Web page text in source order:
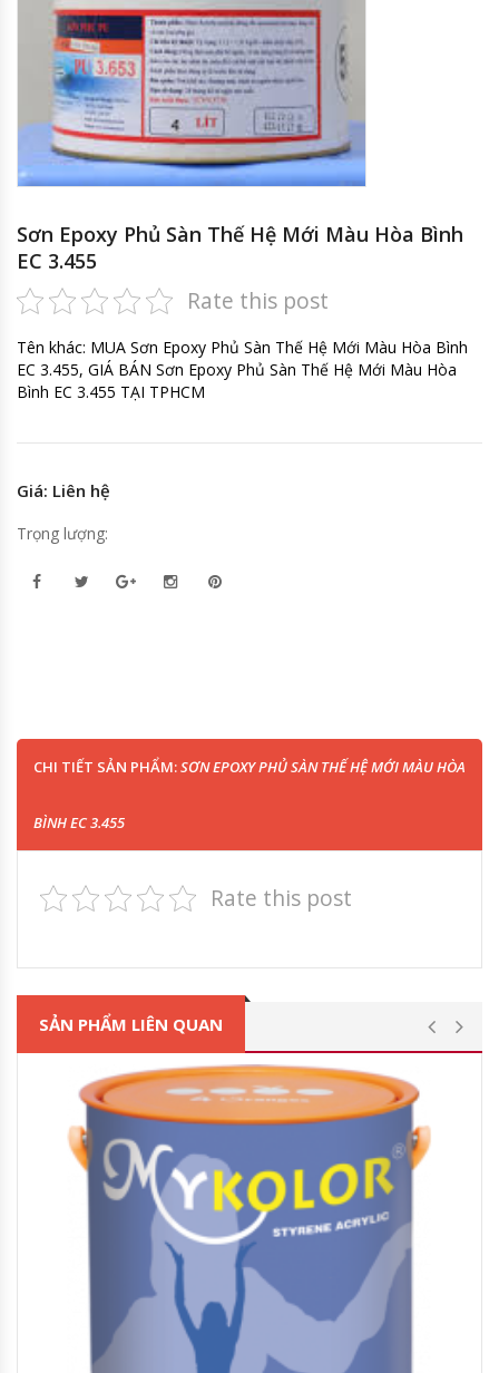
Sơn Epoxy Phủ Sàn Thế Hệ Mới Màu Hòa Bình
EC 3.455
Rate this post
Tên khác: MUA Sơn Epoxy Phủ Sàn Thế Hệ Mới Màu Hòa Bình
EC 3.455, GIÁ BÁN Sơn Epoxy Phủ Sàn Thế Hệ Mới Màu Hòa
Bình EC 3.455 TẠI TPHCM
Giá: Liên hệ
Trọng lượng:
CHI TIẾT SẢN PHẨM:SƠN EPOXY PHỦ SÀN THẾ HỆ MỚI MÀU HÒA
BÌNH EC 3.455
Rate this post
SẢN PHẨM LIÊN QUAN